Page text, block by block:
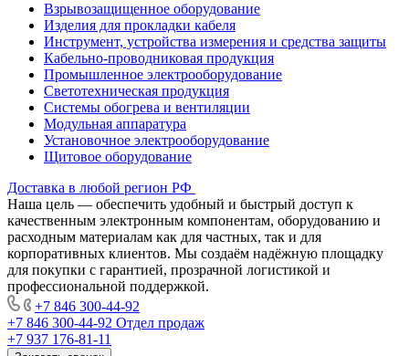
Взрывозащищенное оборудование
Изделия для прокладки кабеля
Инструмент, устройства измерения и средства защиты
Кабельно-проводниковая продукция
Промышленное электрооборудование
Светотехническая продукция
Системы обогрева и вентиляции
Модульная аппаратура
Установочное электрооборудование
Щитовое оборудование
Доставка в любой регион РФ
Наша цель — обеспечить удобный и быстрый доступ к
качественным электронным компонентам, оборудованию и
расходным материалам как для частных, так и для
корпоративных клиентов. Мы создаём надёжную площадку
для покупки с гарантией, прозрачной логистикой и
профессиональной поддержкой.
+7 846 300-44-92
+7 846 300-44-92 Отдел продаж
+7 937 176-81-11